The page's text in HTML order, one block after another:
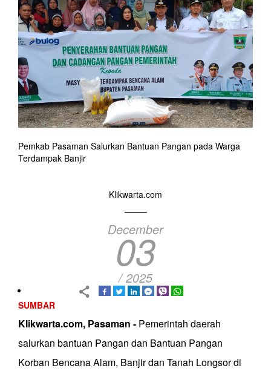
Pemkab Pasaman Salurkan Bantuan Pangan pada Warga
Terdampak Banjir
Klikwarta.com
December
03
/ 2025
SUMBAR
Klikwarta.com, Pasaman - Pemerintah daerah
salurkan bantuan Pangan dan Bantuan Pangan
Korban Bencana Alam, Banjir dan Tanah Longsor di